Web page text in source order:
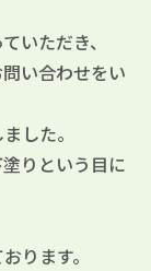
いただき、
い合わせをい
した。
りという目に
ります。